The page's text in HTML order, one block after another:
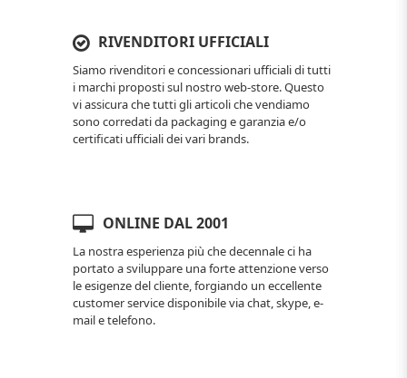
RIVENDITORI UFFICIALI
Siamo rivenditori e concessionari ufficiali di tutti
i marchi proposti sul nostro web-store. Questo
vi assicura che tutti gli articoli che vendiamo
sono corredati da packaging e garanzia e/o
certificati ufficiali dei vari brands.
ONLINE DAL 2001
La nostra esperienza più che decennale ci ha
portato a sviluppare una forte attenzione verso
le esigenze del cliente, forgiando un eccellente
customer service disponibile via chat, skype, e-
mail e telefono.